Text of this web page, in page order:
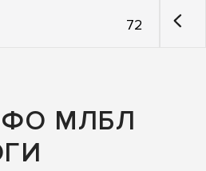
72
МЛБЛ